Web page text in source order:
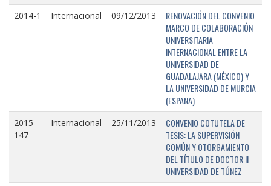
2014-1 Internacional 09/12/2013
RENOVACIÓN DEL CONVENIO
MARCO DE COLABORACIÓN
UNIVERSITARIA
INTERNACIONAL ENTRE LA
UNIVERSIDAD DE
GUADALAJARA (MÉXICO) Y
LA UNIVERSIDAD DE MURCIA
(ESPAÑA)
2015-
147
Internacional 25/11/2013
CONVENIO COTUTELA DE
TESIS: LA SUPERVISIÓN
COMÚN Y OTORGAMIENTO
DEL TÍTULO DE DOCTOR II
UNIVERSIDAD DE TÚNEZ